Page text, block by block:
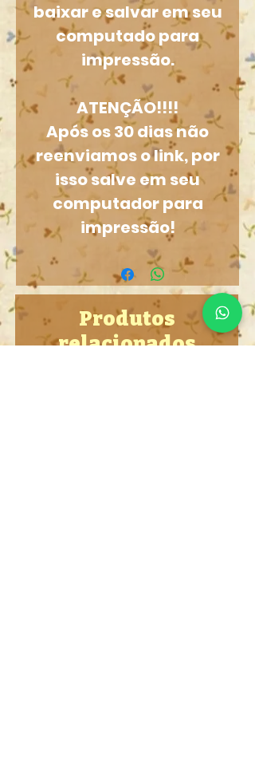
baixar e salvar em seu
computado para
impressão.
ATENÇÃO!!!!
Após os 30 dias não
reenviamos o link, por
isso salve em seu
computador para
impressão!
Produtos
relacionados